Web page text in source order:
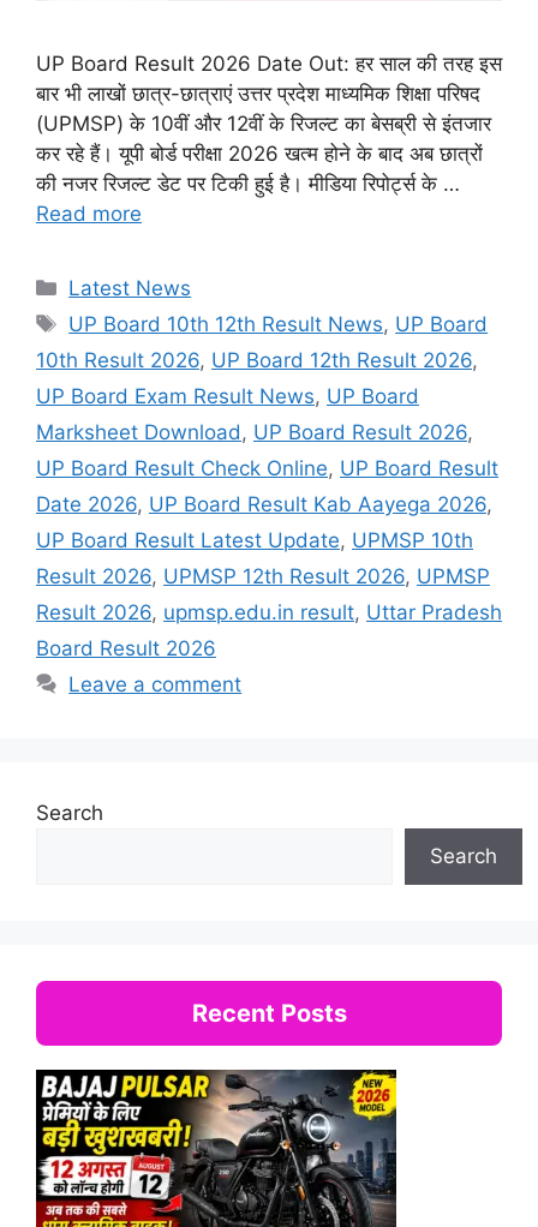
UP Board Result 2026 Date Out: हर साल की तरह इस
बार भी लाखों छात्र-छात्राएं उत्तर प्रदेश माध्यमिक शिक्षा परिषद
(UPMSP) के 10वीं और 12वीं के रिजल्ट का बेसब्री से इंतजार
कर रहे हैं। यूपी बोर्ड परीक्षा 2026 खत्म होने के बाद अब छात्रों
की नजर रिजल्ट डेट पर टिकी हुई है। मीडिया रिपोर्ट्स के …
Read more
Categories
Latest News
Tags
UP Board 10th 12th Result News, UP Board
10th Result 2026, UP Board 12th Result 2026,
UP Board Exam Result News, UP Board
Marksheet Download , UP Board Result 2026,
UP Board Result Check Online, UP Board Result
Date 2026, UP Board Result Kab Aayega 2026,
UP Board Result Latest Update, UPMSP 10th
Result 2026, UPMSP 12th Result 2026, UPMSP
Result 2026, upmsp.edu.in result, Uttar Pradesh
Board Result 2026
Leave a comment
Search
Search
Recent Posts